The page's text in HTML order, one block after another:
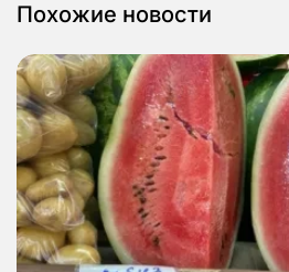
Похожие новости